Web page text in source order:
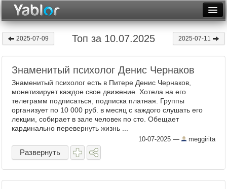
Месяц
Рейтинги
Архив
Фототоп
Видеотоп
2025-07-09 Топ за 10.07.2025 2025-07-11
Знаменитый психолог Денис Чернаков
Знаменитый психолог есть в Питере Денис Чернаков,
монетизирует каждое свое движение. Хотела на его
телеграмм подписаться, подписка платная. Группы
организует по 10 000 руб. в месяц с каждого слушать его
лекции, собирает в зале человек по сто. Обещает
кардинально перевернуть жизнь ...
10-07-2025 — meggirita
Развернуть